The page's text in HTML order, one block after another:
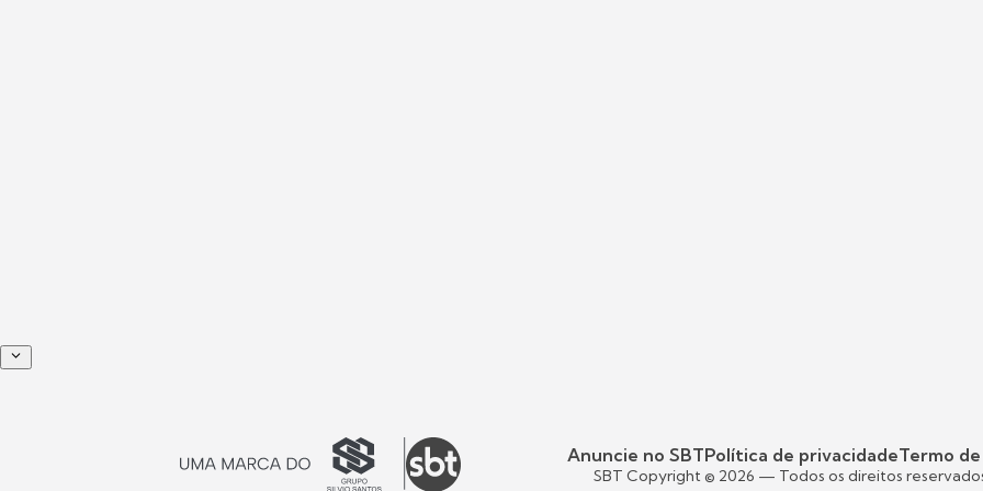
Anuncie no SBTPolítica de privacidadeTermo de
SBT Copyright © 2026 — Todos os direitos